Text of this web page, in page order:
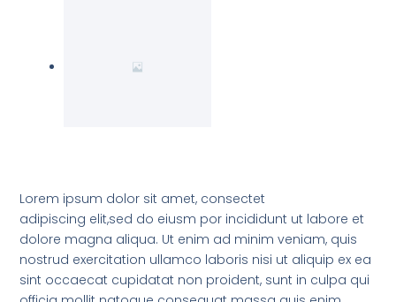
Lorem ipsum dolor sit amet, consectet
adipiscing elit,sed do eiusm por incididunt ut labore et
dolore magna aliqua. Ut enim ad minim veniam, quis
nostrud exercitation ullamco laboris nisi ut aliquip ex ea
sint occaecat cupidatat non proident, sunt in culpa qui